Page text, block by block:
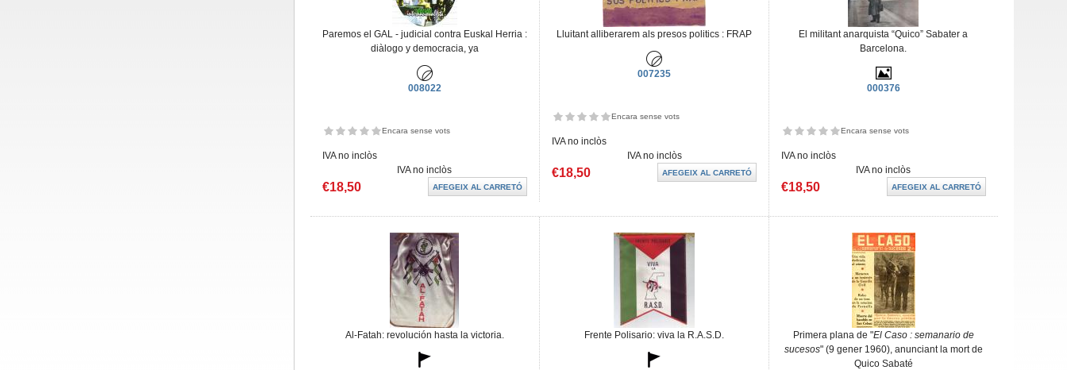
Paremos el GAL - judicial contra Euskal Herria :
diàlogo y democracia, ya
008022
Encara sense vots
IVA no inclòs
IVA no inclòs
€18,50
Lluitant alliberarem als presos politics : FRAP
007235
Encara sense vots
IVA no inclòs
IVA no inclòs
€18,50
El militant anarquista “Quico” Sabater a
Barcelona.
000376
Encara sense vots
IVA no inclòs
IVA no inclòs
€18,50
Al-Fatah: revolución hasta la victoria. Frente Polisario: viva la R.A.S.D. Primera plana de "El Caso : semanario de
sucesos" (9 gener 1960), anunciant la mort de
Quico Sabaté